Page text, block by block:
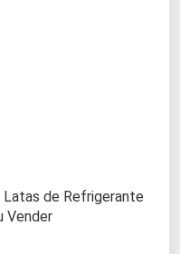
de Refrigerante
Vender